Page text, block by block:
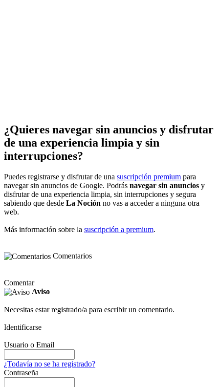
¿Quieres navegar sin anuncios y disfrutar
de una experiencia limpia y sin
interrupciones?
Puedes registrarse y disfrutar de una suscripción premium para
navegar sin anuncios de Google. Podrás navegar sin anuncios y
disfrutar de una experiencia limpia, sin interrupciones y segura
sabiendo que desde La Noción no vas a acceder a ninguna otra
web.
Más información sobre la suscripción a premium.
Comentarios
Comentar
Aviso
Necesitas estar registrado/a para escribir un comentario.
Identificarse
Usuario o Email
¿Todavía no se ha registrado?
Contraseña